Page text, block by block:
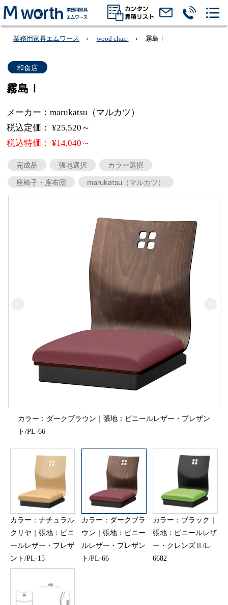
業務用家具エムワース wood chair 霧島Ⅰ
和食店
霧島Ⅰ
メーカー：marukatsu（マルカツ）
税込定価： ¥25,520～
税込特価： ¥14,040～
完成品 張地選択
カラー選択
座椅子・座布団
marukatsu（マルカツ）
カラー：ダークブラウン｜張地：ビニールレザー・プレザン
ト/PL-66
カラー：ナチュラル
クリヤ｜張地：ビニ
ールレザー・プレザ
ント/PL-15
カラー：ダークブラ
ウン｜張地：ビニー
ルレザー・プレザン
ト/PL-66
カラー：ブラック｜
張地：ビニールレザ
ー・クレンズⅡ/L-
6682